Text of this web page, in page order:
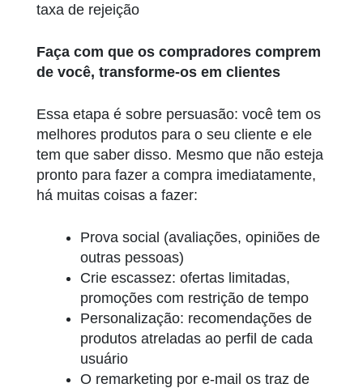
taxa de rejeição
Faça com que os compradores comprem
de você, transforme-os em clientes
Essa etapa é sobre persuasão: você tem os
melhores produtos para o seu cliente e ele
tem que saber disso. Mesmo que não esteja
pronto para fazer a compra imediatamente,
há muitas coisas a fazer:
Prova social (avaliações, opiniões de
outras pessoas)
Crie escassez: ofertas limitadas,
promoções com restrição de tempo
Personalização: recomendações de
produtos atreladas ao perfil de cada
usuário
O remarketing por e-mail os traz de